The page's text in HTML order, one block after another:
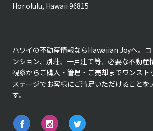
Honolulu, Hawaii 96815
ハワイの不動産情報ならHawaiian Joyへ。
ンション、別荘、一戸建て等、必要な不動産
視察からご購入・管理・ご売却までワンスト
ステージでお客様にご満足いただけることを
す。